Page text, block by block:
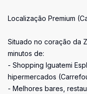
Localização Premium
Situado no coração da
minutos de:
- Shopping Iguatemi
hipermercados
- Melhores bares,